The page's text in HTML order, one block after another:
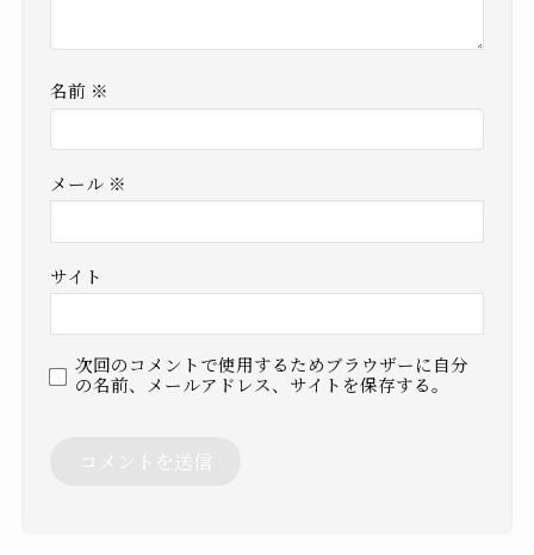
名前 ※
メール ※
サイト
次回のコメントで使用するためブラウザーに自分
の名前、メールアドレス、サイトを保存する。